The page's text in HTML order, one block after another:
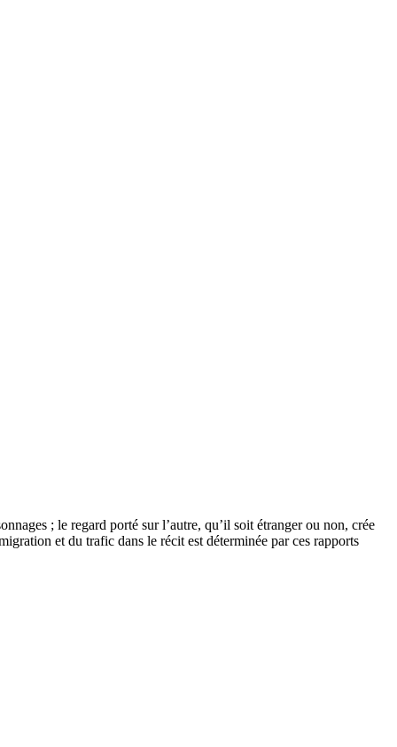
; le regard porté sur l’autre, qu’il soit étranger ou non, crée
et du trafic dans le récit est déterminée par ces rapports